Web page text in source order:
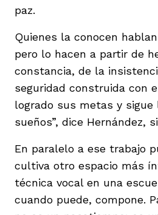
paz.
Quienes la conocen
pero lo hacen a partir de
constancia, de la
seguridad construida con
logrado sus metas y
sueños”, dice Hernández,
En paralelo a ese trabajo
cultiva otro espacio más
técnica vocal en una
cuando puede, compone.